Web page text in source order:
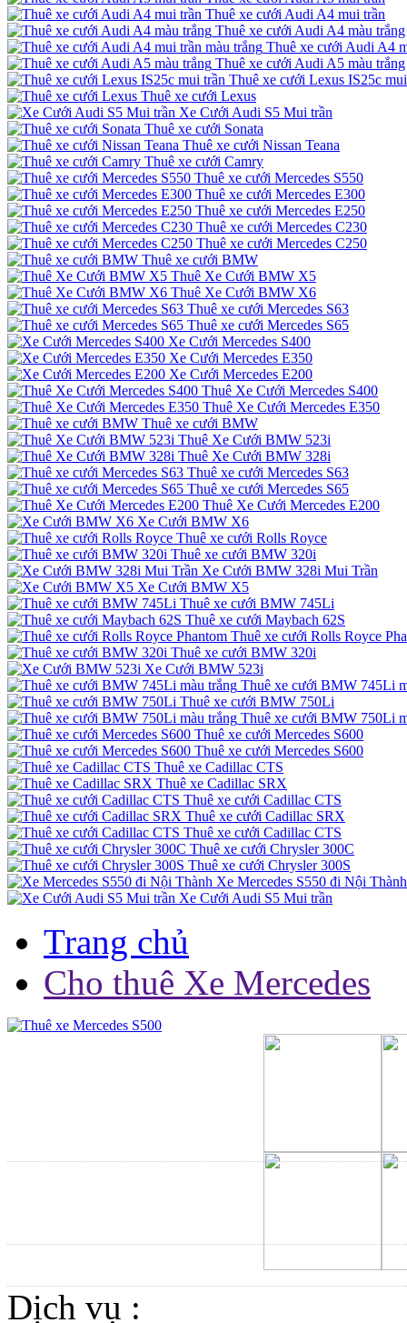
Thuê xe cưới Audi A4 mui trần
Thuê xe cưới Audi A4 màu trắng
Thuê xe cưới Audi A4
Thuê xe cưới Audi A5 màu trắng
Thuê xe cưới Lexus IS25c
Thuê xe cưới Lexus
Xe Cưới Audi S5 Mui trần
Thuê xe cưới Sonata
Thuê xe cưới Nissan Teana
Thuê xe cưới Camry
Thuê xe cưới Mercedes S550
Thuê xe cưới Mercedes E300
Thuê xe cưới Mercedes E250
Thuê xe cưới Mercedes C230
Thuê xe cưới Mercedes C250
Thuê xe cưới BMW
Thuê Xe Cưới BMW X5
Thuê Xe Cưới BMW X6
Thuê xe cưới Mercedes S63
Thuê xe cưới Mercedes S65
Xe Cưới Mercedes S400
Xe Cưới Mercedes E350
Xe Cưới Mercedes E200
Thuê Xe Cưới Mercedes S400
Thuê Xe Cưới Mercedes E350
Thuê xe cưới BMW
Thuê Xe Cưới BMW 523i
Thuê Xe Cưới BMW 328i
Thuê xe cưới Mercedes S63
Thuê xe cưới Mercedes S65
Thuê Xe Cưới Mercedes E200
Xe Cưới BMW X6
Thuê xe cưới Rolls Royce
Thuê xe cưới BMW 320i
Xe Cưới BMW 328i Mui Trần
Xe Cưới BMW X5
Thuê xe cưới BMW 745Li
Thuê xe cưới Maybach 62S
Thuê xe cưới Rolls Royce
Thuê xe cưới BMW 320i
Xe Cưới BMW 523i
Thuê xe cưới BMW 745Li
Thuê xe cưới BMW 750Li
Thuê xe cưới BMW 750Li
Thuê xe cưới Mercedes S600
Thuê xe cưới Mercedes S600
Thuê xe Cadillac CTS
Thuê xe Cadillac SRX
Thuê xe cưới Cadillac CTS
Thuê xe cưới Cadillac SRX
Thuê xe cưới Cadillac CTS
Thuê xe cưới Chrysler 300C
Thuê xe cưới Chrysler 300S
Xe Mercedes S550 đi Nội Thành
Xe Cưới Audi S5 Mui trần
Trang chủ
Cho thuê Xe Mercedes
Dịch vụ :